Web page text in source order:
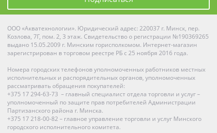
ООО «Акватехнологии». Юридический адрес: 220037 г. Минск, пер.
Козлова, 7Г, пом. 2, 3 этаж. Свидетельство о регистрации №190369265
выдано 15.05.2009 г. Минским горисполкомом. Интернет-магазин
зарегистрирован в торговом реестре РБ с 25 ноября 2016 года.
Номера городских телефонов уполномоченных работников местных
исполнительных и распорядительных органов, уполномоченных
рассматривать обращения покупателей:
+375 17 294-63-73 – главный специалист отдела торговли и услуг –
уполномоченный по защите прав потребителей Администрации
Партизанского района г. Минска.
+375 17 218-00-82 – главное управление торговли и услуг Минского
городского исполнительного комитета.